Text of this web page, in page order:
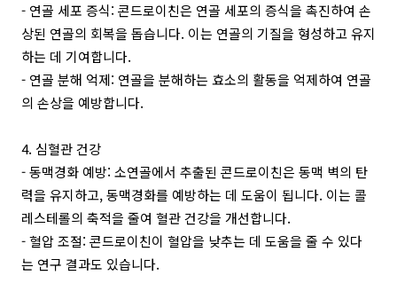
- 연골 세포 증식: 콘드로이친은 연골 세포의 증식을 촉진하여 손
상된 연골의 회복을 돕습니다. 이는 연골의 기질을 형성하고 유지
하는 데 기여합니다.
- 연골 분해 억제: 연골을 분해하는 효소의 활동을 억제하여 연골
의 손상을 예방합니다.
4. 심혈관 건강
- 동맥경화 예방: 소연골에서 추출된 콘드로이친은 동맥 벽의 탄
력을 유지하고, 동맥경화를 예방하는 데 도움이 됩니다. 이는 콜
레스테롤의 축적을 줄여 혈관 건강을 개선합니다.
- 혈압 조절: 콘드로이친이 혈압을 낮추는 데 도움을 줄 수 있다
는 연구 결과도 있습니다.